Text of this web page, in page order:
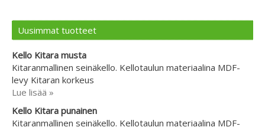
Uusimmat tuotteet
Kello Kitara musta
Kitaranmallinen seinäkello. Kellotaulun materiaalina MDF-
levy Kitaran korkeus
Lue lisää »
Kello Kitara punainen
Kitaranmallinen seinäkello. Kellotaulun materiaalina MDF-